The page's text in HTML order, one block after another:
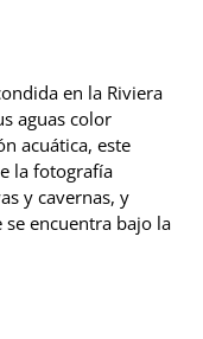
en la Riviera
aguas color
acuática, este
la fotografía
y cavernas, y
encuentra bajo la